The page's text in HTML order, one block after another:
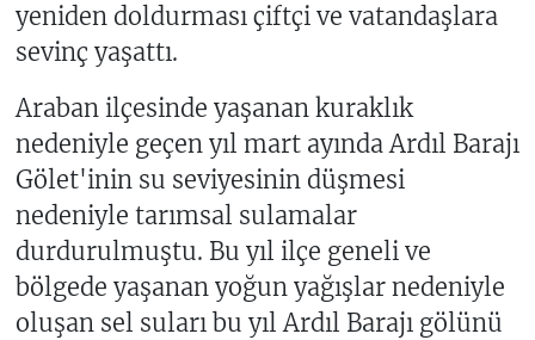
yeniden doldurması çiftçi ve vatandaşlara
sevinç yaşattı.
Araban ilçesinde yaşanan kuraklık
nedeniyle geçen yıl mart ayında Ardıl Barajı
Gölet'inin su seviyesinin düşmesi
nedeniyle tarımsal sulamalar
durdurulmuştu. Bu yıl ilçe geneli ve
bölgede yaşanan yoğun yağışlar nedeniyle
oluşan sel suları bu yıl Ardıl Barajı gölünü